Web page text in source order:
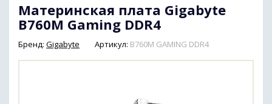
Материнская плата Gigabyte
B760M Gaming DDR4
Бренд: Gigabyte Артикул: B760M GAMING DDR4